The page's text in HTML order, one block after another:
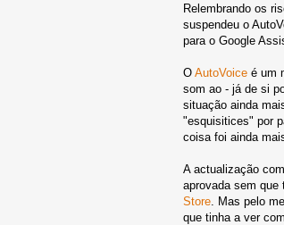
Relembrando os
suspendeu o
para o Google
O AutoVoice é um
som ao - já de si
situação ainda
"esquisitices" por
coisa foi ainda
A actualização
aprovada sem que
Store . Mas pelo
que tinha a ver